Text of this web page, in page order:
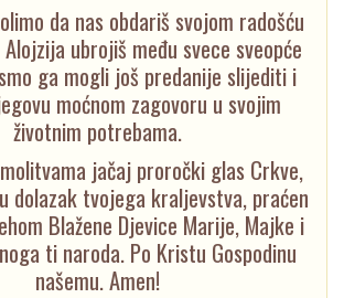
da nas obdariš svojom radošću
ubrojiš među svece sveopće
ga mogli još predanije slijediti i
moćnom zagovoru u svojim
životnim potrebama.
jačaj proročki glas Crkve,
dolazak tvojega kraljevstva, praćen
Blažene Djevice Marije, Majke i
ti naroda. Po Kristu Gospodinu
našemu. Amen!